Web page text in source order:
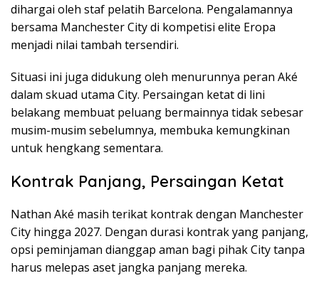
dihargai oleh staf pelatih Barcelona. Pengalamannya
bersama Manchester City di kompetisi elite Eropa
menjadi nilai tambah tersendiri.
Situasi ini juga didukung oleh menurunnya peran Aké
dalam skuad utama City. Persaingan ketat di lini
belakang membuat peluang bermainnya tidak sebesar
musim-musim sebelumnya, membuka kemungkinan
untuk hengkang sementara.
Kontrak Panjang, Persaingan Ketat
Nathan Aké masih terikat kontrak dengan Manchester
City hingga 2027. Dengan durasi kontrak yang panjang,
opsi peminjaman dianggap aman bagi pihak City tanpa
harus melepas aset jangka panjang mereka.